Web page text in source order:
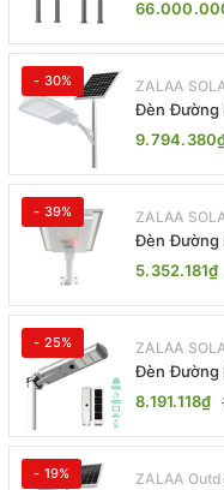
- 30% ZALAA
Đèn Đường
Khiển
- 39% ZALAA
Đèn Đường
ZL-BWH
5.352.181₫
- 25% ZALAA
Đèn Đường
ZALAA ZL-
8.191.118₫
- 19% ZALAA